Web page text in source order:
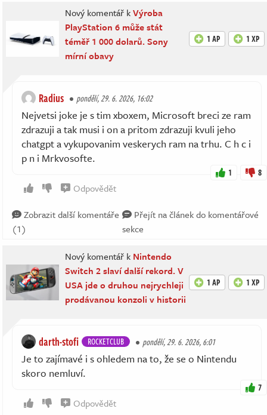
Nový komentář kVýroba
PlayStation 6 může stát
téměř 1 000 dolarů. Sony
mírní obavy
1 AP 1 XP
Radius pondělí, 29. 6. 2026, 16:02
Nejvetsi joke je s tim xboxem, Microsoft breci ze ram
zdrazuji a tak musi i on a pritom zdrazuji kvuli jeho
chatgpt a vykupovanim veskerych ram na trhu. C h c i
p n i Mrkvosofte.
1 8
Odpovědět
Zobrazit další komentáře
(1)
Přejít na článek do komentářové
sekce
Nový komentář k Nintendo
Switch 2 slaví další rekord. V
USA jde o druhou nejrychleji
prodávanou konzoli v historii
1 AP 1 XP
darth-stofi ROCKETCLUB pondělí, 29. 6. 2026, 6:01
Je to zajímavé i s ohledem na to, že se o Nintendu
skoro nemluví.
7
Odpovědět